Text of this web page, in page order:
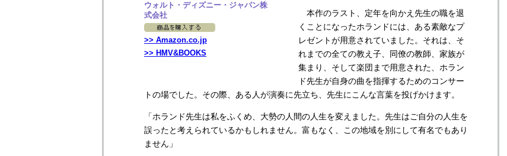
ウォルト・ディズニー・ジャパン株
式会社
>> Amazon.co.jp
>> HMV&BOOKS
本作のラスト、定年を向かえ先生の職を退
くことになったホランドには、ある素敵なプ
レゼントが用意されていました。それは、そ
れまでの全ての教え子、同僚の教師、家族が
集まり、そして楽団まで用意された、ホラン
ド先生が自身の曲を指揮するためのコンサー
トの場でした。その際、ある人が演奏に先立ち、先生にこんな言葉を投げかけます。
「ホランド先生は私をふくめ、大勢の人間の人生を変えました。先生はご自分の人生を
誤ったと考えられているかもしれません。富もなく、この地域を別にして有名でもあり
ません」